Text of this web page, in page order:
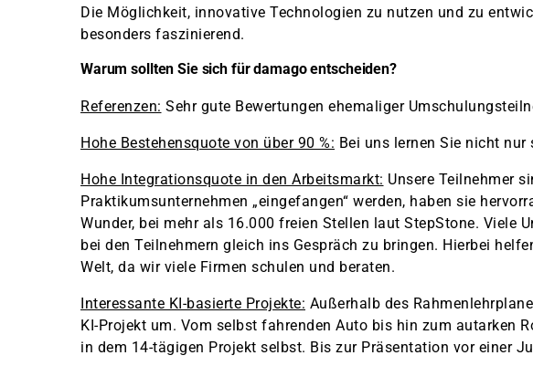
Die Möglichkeit, innovative Technologien zu nutzen und zu
besonders faszinierend.
Warum sollten Sie sich für damago entscheiden?
Referenzen: Sehr gute Bewertungen ehemaliger
Hohe Bestehensquote von über 90 %: Bei uns lernen Sie nicht
Hohe Integrationsquote in den Arbeitsmarkt: Unsere Teilnehmer
Praktikumsunternehmen „eingefangen“ werden, haben sie
Wunder, bei mehr als 16.000 freien Stellen laut StepStone. Viele
bei den Teilnehmern gleich ins Gespräch zu bringen. Hierbei
Welt, da wir viele Firmen schulen und beraten.
Interessante KI-basierte Projekte: Außerhalb des
KI-Projekt um. Vom selbst fahrenden Auto bis hin zum autarken
in dem 14-tägigen Projekt selbst. Bis zur Präsentation vor einer